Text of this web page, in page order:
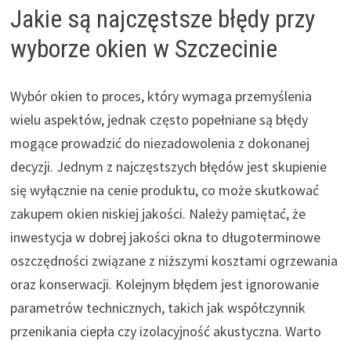
Jakie są najczęstsze błędy przy
wyborze okien w Szczecinie
Wybór okien to proces, który wymaga przemyślenia
wielu aspektów, jednak często popełniane są błędy
mogące prowadzić do niezadowolenia z dokonanej
decyzji. Jednym z najczęstszych błędów jest skupienie
się wyłącznie na cenie produktu, co może skutkować
zakupem okien niskiej jakości. Należy pamiętać, że
inwestycja w dobrej jakości okna to długoterminowe
oszczędności związane z niższymi kosztami ogrzewania
oraz konserwacji. Kolejnym błędem jest ignorowanie
parametrów technicznych, takich jak współczynnik
przenikania ciepła czy izolacyjność akustyczna. Warto